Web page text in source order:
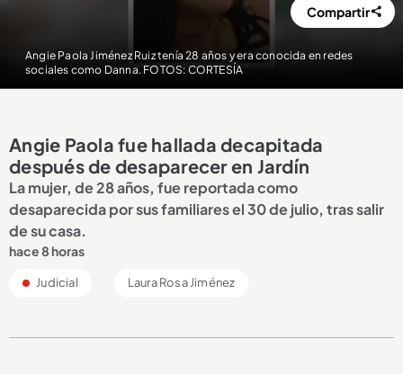
Angie Paola Jiménez Ruiz tenía 28 años y era conocida en redes
sociales como Danna. FOTOS: CORTESÍA
Compartir
Angie Paola fue hallada decapitada
después de desaparecer en Jardín
La mujer, de 28 años, fue reportada como
desaparecida por sus familiares el 30 de julio, tras salir
de su casa.
hace 8 horas
Judicial Laura Rosa Jiménez